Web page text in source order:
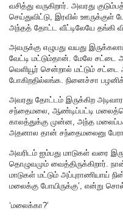
வசித்து வருகிறார். அவரது
செய்துவிட்டு, இரவில் ஊருக்குள்
அந்தத் தோட்ட வீட்டிலேயே தங்கி
அவருக்கு எழுபது வயது
வேட்டி மட்டும்தான். மேலே
வெளியூர் சென்றால் மட்டும் சட்டை
போகிறதில்லங்க. நினைச்சா
அவரது தோட்டம் இருக்கிற
சந்தைமலை, ஆண்டிப்பட்டி
காலத்துக்கு முன்ன, அந்த
அதனால தான் சந்தைமலைனு
அவரிடம் ஐம்பது மாடுகள் வரை
தொழுவமும் வைத்திருக்கிறார்.
மாடுகள் மட்டும் அப்புராணியாய்
மலைக்கு போயிருக்கு’, என்று
‘மலைக்கா?’